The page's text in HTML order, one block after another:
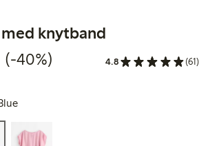
knytband
pris: 179,50 kr
pris: 299,00 kr
rabatt
(-40%) 4.8 (61)